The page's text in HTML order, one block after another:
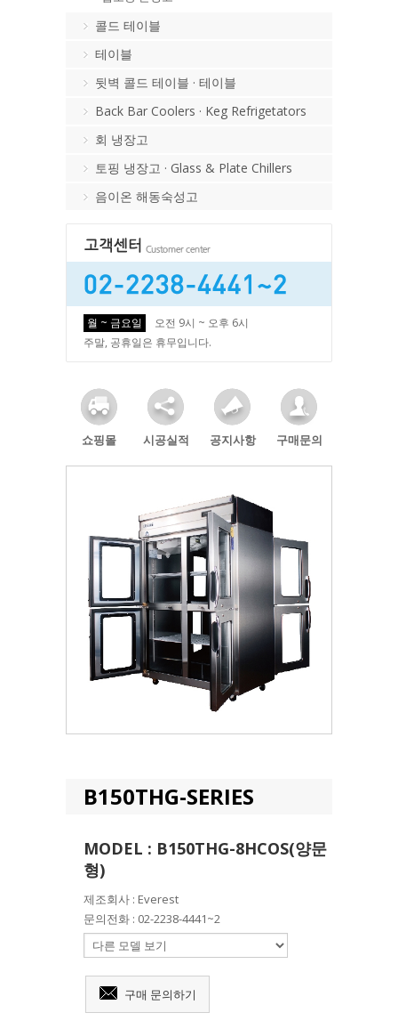
콜드 테이블
테이블
뒷벽 콜드 테이블 · 테이블
Back Bar Coolers · Keg Refrigetators
회 냉장고
토핑 냉장고 · Glass & Plate Chillers
음이온 해동숙성고
월 ~ 금요일
오전 9시 ~ 오후 6시
주말, 공휴일은 휴무입니다.
쇼핑몰 시공실적 공지사항 구매문의
B150THG-SERIES
MODEL : B150THG-8HCOS(양문
형)
제조회사 : Everest
문의전화 : 02-2238-4441~2
구매 문의하기